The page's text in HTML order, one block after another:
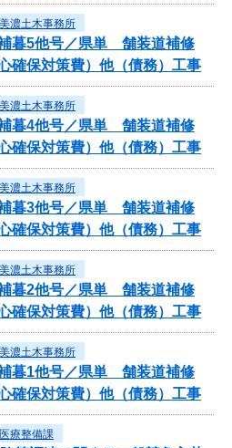
美濃土木事務所
補暮5他号／県単 舗装道補修
確保対策費）他（債務）工事
美濃土木事務所
補暮4他号／県単 舗装道補修
確保対策費）他（債務）工事
美濃土木事務所
補暮3他号／県単 舗装道補修
確保対策費）他（債務）工事
美濃土木事務所
補暮2他号／県単 舗装道補修
確保対策費）他（債務）工事
美濃土木事務所
補暮1他号／県単 舗装道補修
確保対策費）他（債務）工事
医療整備課